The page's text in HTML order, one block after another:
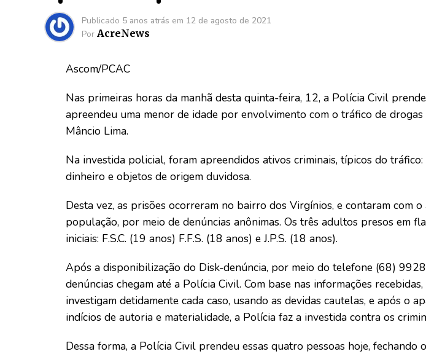
Publicado 5 anos atrás em 12 de agosto de 2021
Por AcreNews
Ascom/PCAC
Nas primeiras horas da manhã desta quinta-feira, 12, a Polícia Civil
apreendeu uma menor de idade por envolvimento com o tráfico de
Mâncio Lima.
Na investida policial, foram apreendidos ativos criminais, típicos do
dinheiro e objetos de origem duvidosa.
Desta vez, as prisões ocorreram no bairro dos Virgínios, e contaram com
população, por meio de denúncias anônimas. Os três adultos presos em
iniciais: F.S.C. (19 anos) F.F.S. (18 anos) e J.P.S. (18 anos).
Após a disponibilização do Disk-denúncia, por meio do telefone (68)
denúncias chegam até a Polícia Civil. Com base nas informações
investigam detidamente cada caso, usando as devidas cautelas, e após o
indícios de autoria e materialidade, a Polícia faz a investida contra os
Dessa forma, a Polícia Civil prendeu essas quatro pessoas hoje, fechando